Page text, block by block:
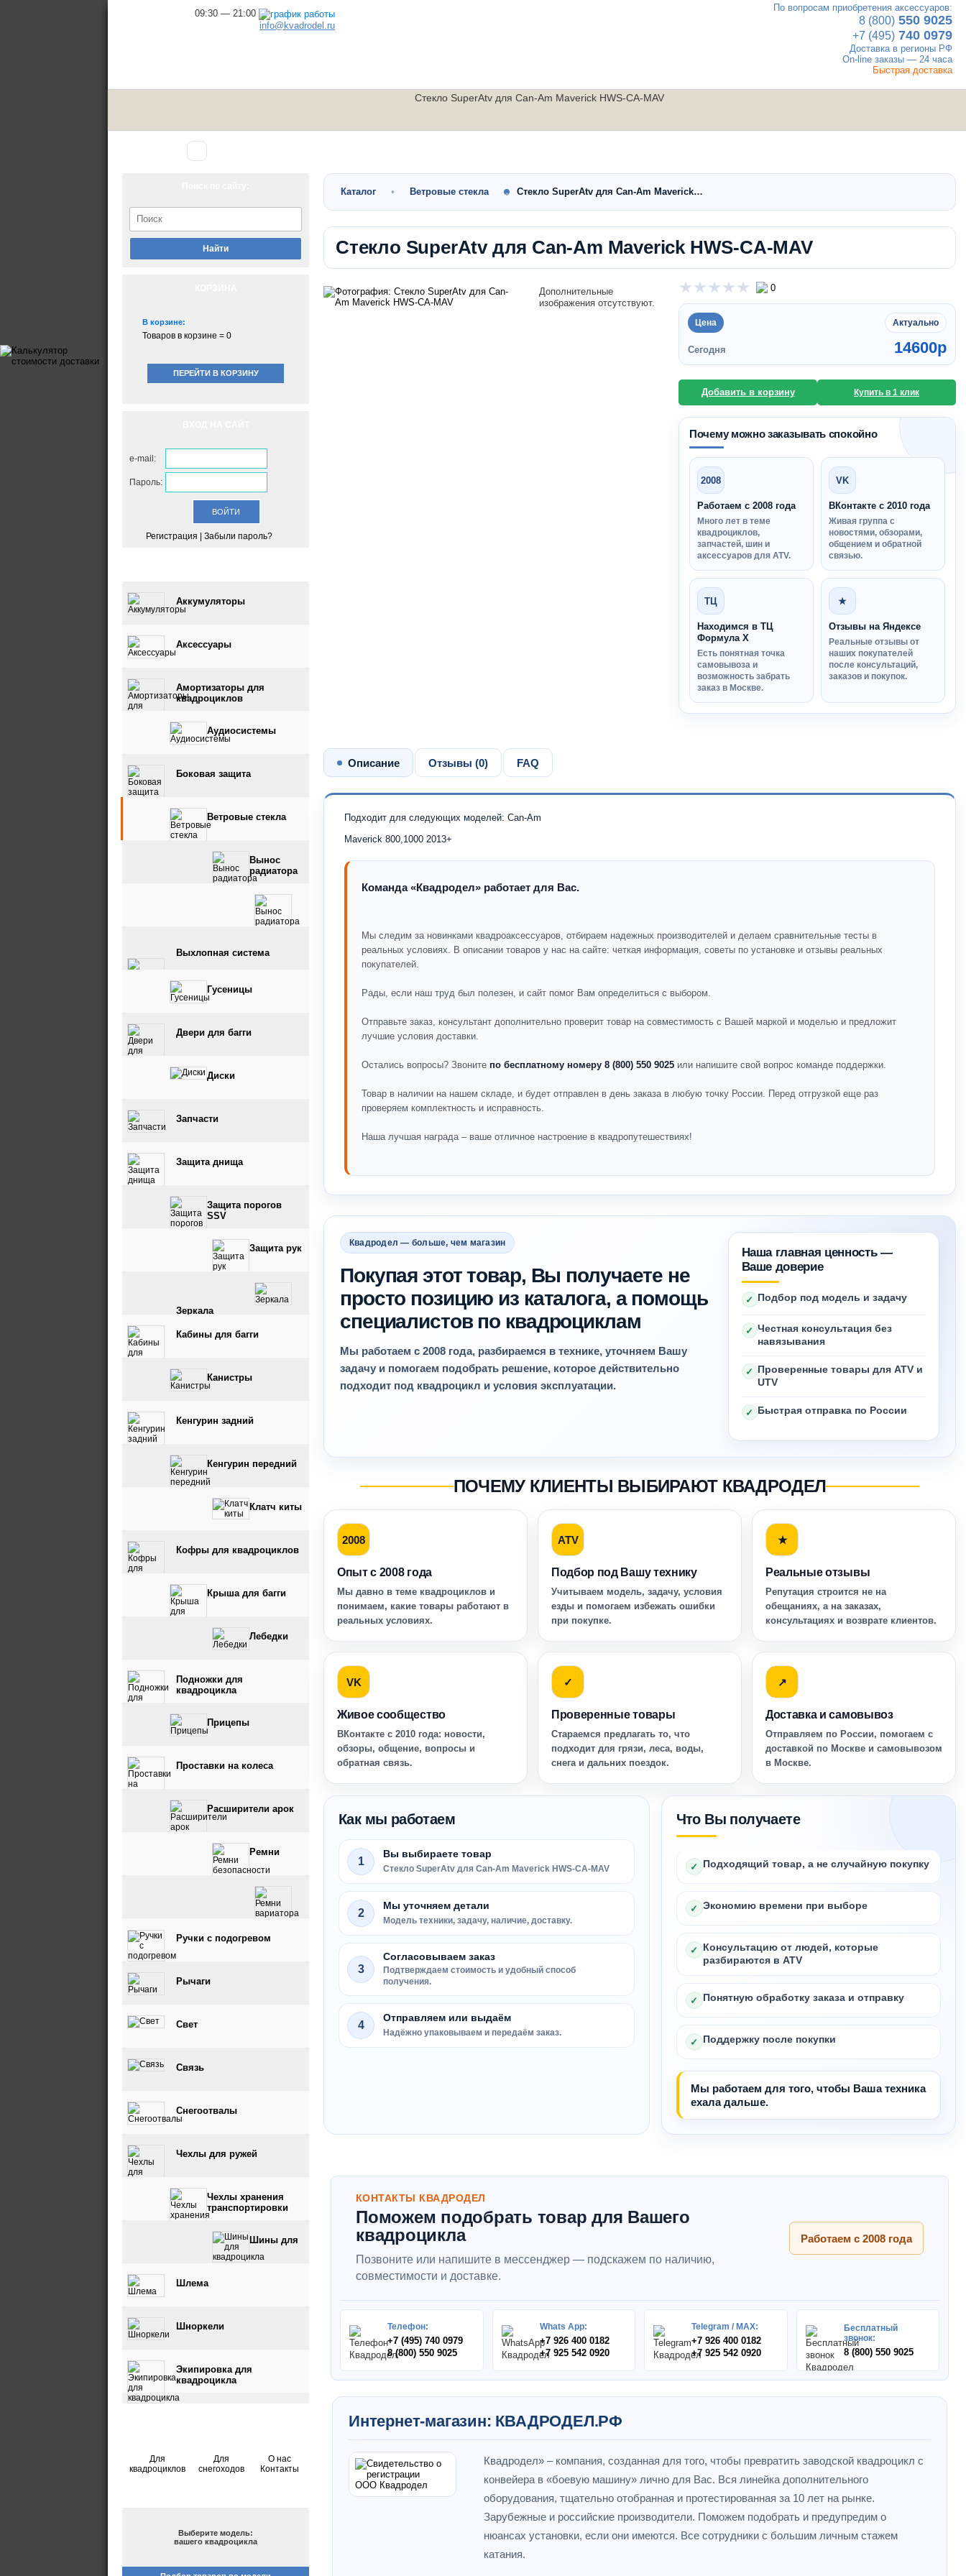
09:30 — 21:00
info@kvadrodel.ru
По вопросам приобретения аксессуаров:
8 (800) 550 9025
+7 (495) 740 0979
Доставка в регионы РФ
On-line заказы — 24 часа
Быстрая доставка
Стекло SuperAtv для Can-Am Maverick HWS-CA-MAV
Найти
В корзине:
Товаров в корзине = 0
ПЕРЕЙТИ В КОРЗИНУ
e-mail:
Пароль:
Регистрация Забыли пароль?
Аккумуляторы
Аксессуары
Амортизаторы для
квадроциклов
Аудиосистемы
Боковая защита
Ветровые стекла
Вынос
радиатора
Вынос радиатора и
Выхлопная система
Гусеницы
Двери для багги
Диски
Запчасти
Защита днища
Защита порогов
SSV
Защита рук
Зеркала
Кабины для багги
Канистры
Кенгурин задний
Кенгурин передний
Клатч киты
Кофры для квадроциклов
Крыша для багги
Лебедки
Подножки для
квадроцикла
Прицепы
Проставки на колеса
Расширители арок
Ремни
Ручки с подогревом
Рычаги
Свет
Связь
Снегоотвалы
Чехлы для ружей
Чехлы хранения
транспортировки
Шины для
Шлема
Шноркели
Экипировка для
квадроцикла
Для
квадроциклов
Для
снегоходов
О нас
Контакты
Выберите модель:
вашего квадроцикла
Каталог Ветровые стекла Стекло SuperAtv для Can-Am Maverick…
Стекло SuperAtv для Can-Am Maverick HWS-CA-MAV
Дополнительные
изображения отсутствуют.
0
Цена Актуально
Сегодня 14600p
Добавить в корзину Купить в 1 клик
Почему можно заказывать спокойно
2008
Работаем с 2008 года
Много лет в теме
квадроциклов,
запчастей, шин и
аксессуаров для ATV.
VK
ВКонтакте с 2010 года
Живая группа с
новостями, обзорами,
общением и обратной
связью.
ТЦ
Находимся в ТЦ
Формула Х
Есть понятная точка
самовывоза и
возможность забрать
заказ в Москве.
★
Отзывы на Яндексе
Реальные отзывы от
наших покупателей
после консультаций,
заказов и покупок.
Описание Отзывы (0) FAQ
Подходит для следующих моделей: Can-Am
Maverick 800,1000 2013+
Команда «Квадродел» работает для Вас.
Мы следим за новинками квадроаксессуаров, отбираем надежных производителей и делаем сравнительные тесты в
реальных условиях. В описании товаров у нас на сайте: четкая информация, советы по установке и отзывы реальных
покупателей.
Рады, если наш труд был полезен, и сайт помог Вам определиться с выбором.
Отправьте заказ, консультант дополнительно проверит товар на совместимость с Вашей маркой и моделью и предложит
лучшие условия доставки.
Остались вопросы? Звоните по бесплатному номеру 8 (800) 550 9025 или напишите свой вопрос команде поддержки.
Товар в наличии на нашем складе, и будет отправлен в день заказа в любую точку России. Перед отгрузкой еще раз
проверяем комплектность и исправность.
Наша лучшая награда – ваше отличное настроение в квадропутешествиях!
Квадродел — больше, чем магазин
Покупая этот товар, Вы получаете не
просто позицию из каталога, а помощь
специалистов по квадроциклам
Мы работаем с 2008 года, разбираемся в технике, уточняем Вашу
задачу и помогаем подобрать решение, которое действительно
подходит под квадроцикл и условия эксплуатации.
Наша главная ценность —
Ваше доверие
✓ Подбор под модель и задачу
✓ Честная консультация без
навязывания
✓ Проверенные товары для ATV и
UTV
✓ Быстрая отправка по России
ПОЧЕМУ КЛИЕНТЫ ВЫБИРАЮТ КВАДРОДЕЛ
2008
Опыт с 2008 года
Мы давно в теме квадроциклов и
понимаем, какие товары работают в
реальных условиях.
ATV
Подбор под Вашу технику
Учитываем модель, задачу, условия
езды и помогаем избежать ошибки
при покупке.
★
Реальные отзывы
Репутация строится не на
обещаниях, а на заказах,
консультациях и возврате клиентов.
VK
Живое сообщество
ВКонтакте с 2010 года: новости,
обзоры, общение, вопросы и
обратная связь.
✓
Проверенные товары
Стараемся предлагать то, что
подходит для грязи, леса, воды,
снега и дальних поездок.
↗
Доставка и самовывоз
Отправляем по России, помогаем с
доставкой по Москве и самовывозом
в Москве.
Как мы работаем
1
Вы выбираете товар
Стекло SuperAtv для Can-Am Maverick HWS-CA-MAV
2
Мы уточняем детали
Модель техники, задачу, наличие, доставку.
3
Согласовываем заказ
Подтверждаем стоимость и удобный способ
получения.
4
Отправляем или выдаём
Надёжно упаковываем и передаём заказ.
Что Вы получаете
✓ Подходящий товар, а не случайную покупку
✓ Экономию времени при выборе
✓ Консультацию от людей, которые
разбираются в ATV
✓ Понятную обработку заказа и отправку
✓ Поддержку после покупки
Мы работаем для того, чтобы Ваша техника
ехала дальше.
КОНТАКТЫ КВАДРОДЕЛ
Поможем подобрать товар для Вашего
квадроцикла
Позвоните или напишите в мессенджер — подскажем по наличию,
совместимости и доставке.
Работаем с 2008 года
Телефон:
+7 (495) 740 0979
8 (800) 550 9025
Whats App:
+7 926 400 0182
+7 925 542 0920
Telegram / MAX:
+7 926 400 0182
+7 925 542 0920
Бесплатный
звонок:
8 (800) 550 9025
Интернет-магазин: КВАДРОДЕЛ.РФ
Квадродел» – компания, созданная для того, чтобы превратить заводской квадроцикл с
конвейера в «боевую машину» лично для Вас. Вся линейка дополнительного
оборудования, тщательно отобранная и протестированная за 10 лет на рынке.
Зарубежные и российские производители. Поможем подобрать и предупредим о
нюансах установки, если они имеются. Все сотрудники с большим личным стажем
катания.
×